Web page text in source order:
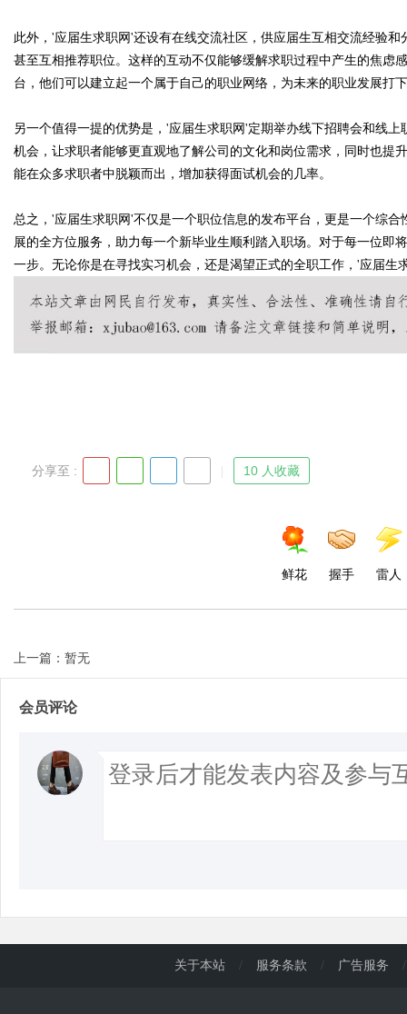
此外，'应届生求职网'还设有在线交流社区，供应届生互相交流经验
甚至互相推荐职位。这样的互动不仅能够缓解求职过程中产生的焦虑
台，他们可以建立起一个属于自己的职业网络，为未来的职业发展打
另一个值得一提的优势是，'应届生求职网'定期举办线下招聘会和线
机会，让求职者能够更直观地了解公司的文化和岗位需求，同时也提
能在众多求职者中脱颖而出，增加获得面试机会的几率。
总之，'应届生求职网'不仅是一个职位信息的发布平台，更是一个综
展的全方位服务，助力每一个新毕业生顺利踏入职场。对于每一位即
一步。无论你是在寻找实习机会，还是渴望正式的全职工作，'应届
分享至 : 10 人收藏
鲜花 握手 雷人
上一篇：暂无
会员评论
关于本站 / 服务条款 / 广告服务 /